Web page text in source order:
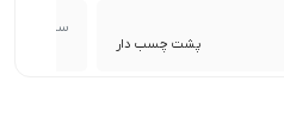
پشت چسب دار
سایز :